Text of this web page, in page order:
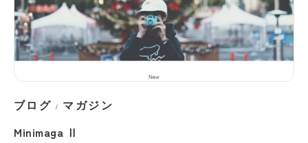
ブログ / マガジン
Minimaga Ⅱ